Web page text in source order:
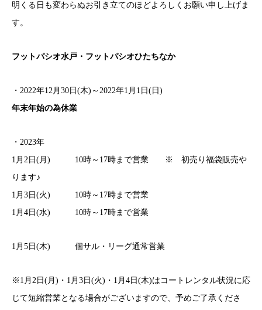
明くる日も変わらぬお引き立てのほどよろしくお願い申し上げま
す。
フットパシオ水戸・フットパシオひたちなか
・2022年12月30日(木)～2022年1月1日(日)
年末年始の為休業
・2023年
1月2日(月) 10時～17時まで営業 ※ 初売り福袋販売や
ります♪
1月3日(火) 10時～17時まで営業
1月4日(水) 10時～17時まで営業
1月5日(木) 個サル・リーグ通常営業
※1月2日(月)・1月3日(火)・1月4日(木)はコートレンタル状況に応
じて短縮営業となる場合がございますので、予めご了承くださ